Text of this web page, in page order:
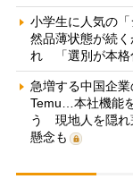
小学生に人気の
然品薄状態が続
れ 「選別が本格
急増する中国企
Temu…本社機能
う 現地人を隠れ
懸念も